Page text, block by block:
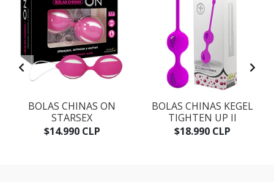
BOLAS CHINAS ON
STARSEX
$14.990 CLP
BOLAS CHINAS KEGEL
TIGHTEN UP II
$18.990 CLP